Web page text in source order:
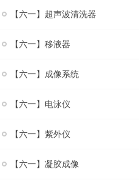
【六一】超声波清洗器
【六一】移液器
【六一】成像系统
【六一】电泳仪
【六一】紫外仪
【六一】凝胶成像